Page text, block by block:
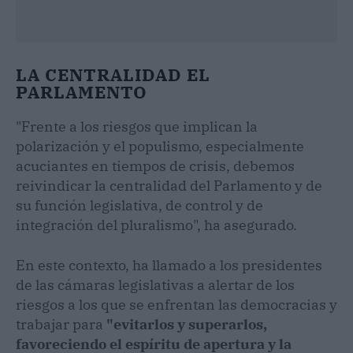
LA CENTRALIDAD EL
PARLAMENTO
"Frente a los riesgos que implican la
polarización y el populismo, especialmente
acuciantes en tiempos de crisis, debemos
reivindicar la centralidad del Parlamento y de
su función legislativa, de control y de
integración del pluralismo", ha asegurado.
En este contexto, ha llamado a los presidentes
de las cámaras legislativas a alertar de los
riesgos a los que se enfrentan las democracias y
trabajar para "evitarlos y superarlos,
favoreciendo el espíritu de apertura y la